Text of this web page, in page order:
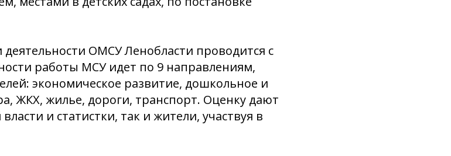
ОМСУ Ленобласти проводится с
работы МСУ идет по 9 направлениям,
экономическое развитие, дошкольное и
ЖКХ, жилье, дороги, транспорт. Оценку дают
и статистки, так и жители, участвуя в